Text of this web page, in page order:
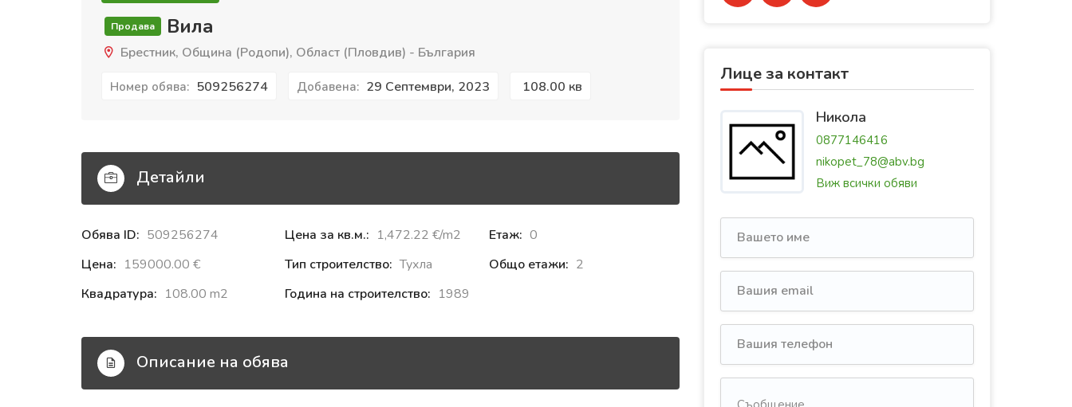
Продава Вила
Брестник, Община (Родопи), Област (Пловдив) - България
Номер обява: 509256274 Добавена: 29 Септември, 2023 108.00 кв
Детайли
Обява ID: 509256274
Цена: 159000.00 €‎
Квадратура: 108.00 m2
Цена за кв.м.: 1,472.22 €‎/m2
Тип строителство: Тухла
Година на строителство: 1989
Етаж: 0
Общо етажи: 2
Описание на обява
Лице за контакт
Никола
0877146416
nikopet_78@abv.bg
Виж всички обяви